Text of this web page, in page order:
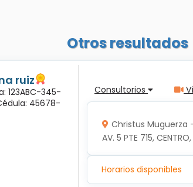
Otros resultados
ruiz
123ABC-345-
45678-
Consultorios
Christus Muguerza -
AV. 5 PTE 715,
Horarios disponibles